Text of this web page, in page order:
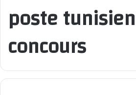
poste
concours